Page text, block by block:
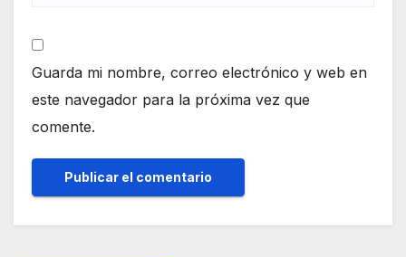
Guarda mi nombre, correo electrónico y web en
este navegador para la próxima vez que
comente.